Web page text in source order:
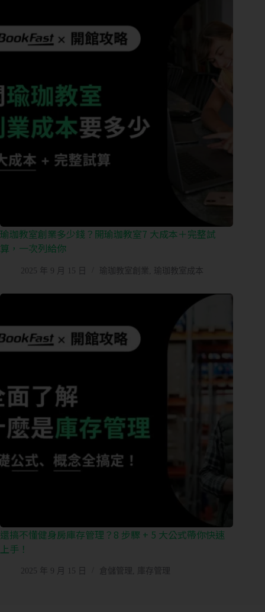
瑜珈教室創業多少錢？開瑜珈教室7 大成本＋完整試
算，一次列給你
2025 年 9 月 15 日 瑜珈教室創業, 瑜珈教室成本
還搞不懂健身房庫存管理？8 步驟 + 5 大公式帶你快速
上手！
2025 年 9 月 15 日 倉儲管理, 庫存管理